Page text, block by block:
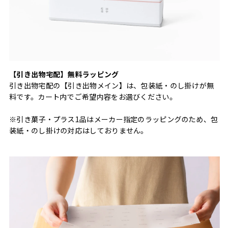
【引き出物宅配】無料ラッピング
引き出物宅配の【引き出物メイン】は、包装紙・のし掛けが無
料です。カート内でご希望内容をお選びください。
※引き菓子・プラス1品はメーカー指定のラッピングのため、包
装紙・のし掛けの対応はしておりません。